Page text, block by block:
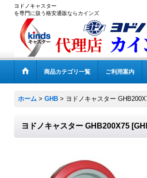
ヨドノキャスター
を専門に扱う格安通販ならカインズ
商品カテゴリ一覧 ご利用案内
ホーム > GHB > ヨドノキャスター
ヨドノキャスター GHB200X75 [